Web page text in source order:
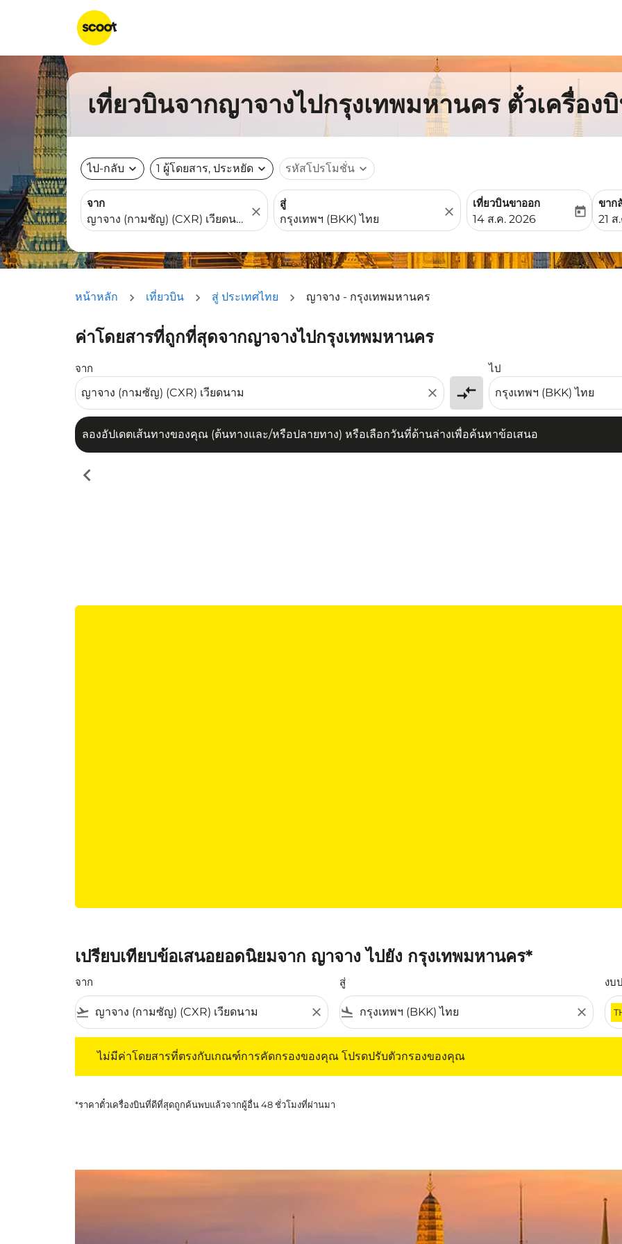
เที่ยวบินจากญาจางไปกรุงเทพมหานคร ตั๋วเครื่อง
ไป-กลับ expand_more 1 ผู้โดยสาร, ประหยัด expand_more รหัสโปรโมชั่น expand_more
จาก
close
สู่
close
เที่ยวบินขาออก
fc-booking-departure-
14 ส.ค. 2026
today
ขาก
fc-
21
หน้าหลัก เที่ยวบิน สู่ ประเทศไทย ญาจาง - กรุงเทพมหานคร
ค่าโดยสารที่ถูกที่สุดจากญาจางไปกรุงเทพมหานคร
จาก
close compare_arrows
ไป
ลองอัปเดตเส้นทางของคุณ (ต้นทางและ/หรือปลายทาง) หรือเลือกวันที่ด้านล่างเพื่อค้นหาข้อเสนอ
ลองอัปเดตเส้นทางของคุณ (ต้นทางและ/หรือปลายทาง) หรือเลือกวันที่ด้านล่างเพื่อค้นหาข้อเสนอ
chevron_left
เปรียบเทียบข้อเสนอยอดนิยมจาก ญาจาง ไปยัง กรุงเทพมหานคร*
จาก
flight_takeoff close
สู่
flight_land close
งบ
ไม่มีค่าโดยสารที่ตรงกับเกณฑ์การคัดกรองของคุณ โปรดปรับตัวกรองของคุณ
*ราคาตั๋วเครื่องบินที่ดีที่สุดถูกค้นพบแล้วจากผู้อื่น 48 ชั่วโมงที่ผ่านมา